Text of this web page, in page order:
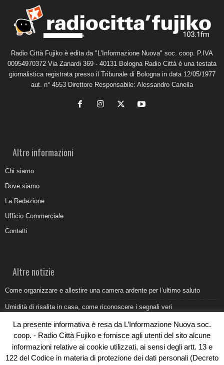
Radio Città Fujiko è edita da "L'Informazione Nuova" soc. coop. P.IVA
00954970372 Via Zanardi 369 - 40131 Bologna Radio Città è una testata
giornalistica registrata presso il Tribunale di Bologna in data 12/05/1977
aut. n° 4553 Direttore Responsabile: Alessandro Canella
Altre informazioni
Chi siamo
Dove siamo
La Redazione
Ufficio Commerciale
Contatti
Altre notizie
Come organizzare e allestire una camera ardente per l’ultimo saluto
Umidità di risalita in casa, come riconoscere i segnali veri
Torna il Sun Donato Festival 2026
Come il busking moderno ridisegna il paesaggio sonoro urbano
Saldi estivi Michele Lopriore: l’eleganza Made in Italy incontra gli sconti
La presente informativa è resa da L’Informazione Nuova soc.
coop. - Radio Città Fujiko e fornisce agli utenti del sito alcune
informazioni relative ai cookie utilizzati, ai sensi degli artt. 13 e
122 del Codice in materia di protezione dei dati personali (Decreto